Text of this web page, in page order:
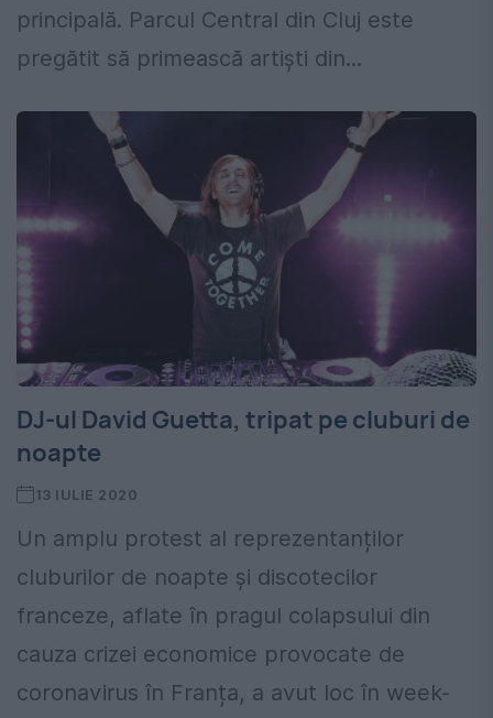
principală. Parcul Central din Cluj este
pregătit să primească artiști din...
DJ-ul David Guetta, tripat pe cluburi de
noapte
13 IULIE 2020
Un amplu protest al reprezentanților
cluburilor de noapte și discotecilor
franceze, aflate în pragul colapsului din
cauza crizei economice provocate de
coronavirus în Franța, a avut loc în week-